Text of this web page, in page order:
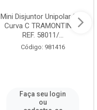
Mini Disjuntor Unipolar 25A
Curva C TRAMONTINA /
REF. 58011/...
Código: 981416
Faça seu login
ou